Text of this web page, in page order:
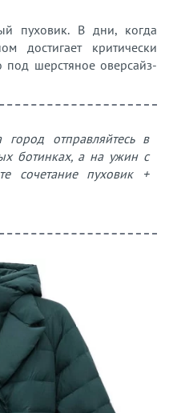
пуховик. В дни, когда
достигает критически
под шерстяное оверсайз-
отправляйтесь в
ботинках, а на ужин с
сочетание пуховик +